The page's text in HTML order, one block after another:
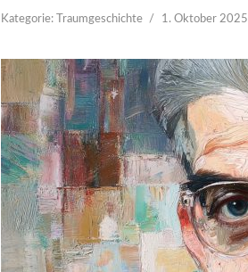
Kategorie: Traumgeschichte 1. Oktober 2025